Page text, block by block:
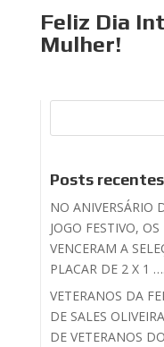
Feliz Dia
Mulher!
Posts recentes
NO ANIVERSÁRIO
JOGO FESTIVO,
VENCERAM A
PLACAR DE 2 X 1
VETERANOS DA
DE SALES
DE VETERANOS